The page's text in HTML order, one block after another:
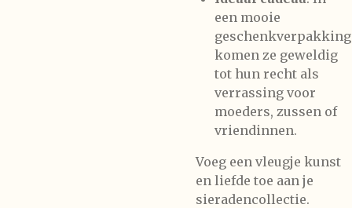
een mooie
geschenkverpakking
komen ze geweldig
tot hun recht als
verrassing voor
moeders, zussen of
vriendinnen.
Voeg een vleugje kunst
en liefde toe aan je
sieradencollectie.